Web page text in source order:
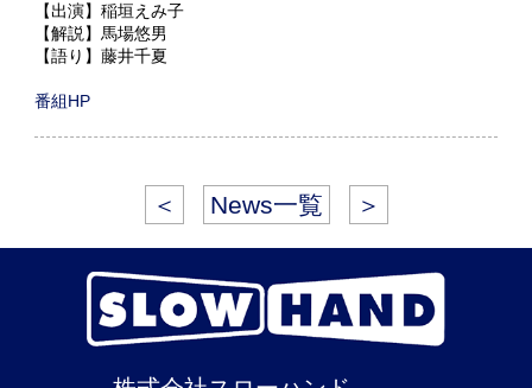
【出演】稲垣えみ子
【解説】馬場悠男
【語り】藤井千夏
番組HP
＜ News一覧 ＞